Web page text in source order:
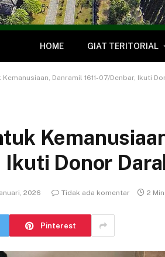
HOME GIAT TERITORIAL
Danramil 1611-07/Denbar, Ikuti
Donor
2026 Tidak ada komentar 2
Pinterest